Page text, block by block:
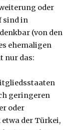
oder
sind in
(von den
ehemaligen
nur das:
geringeren
oder
der Türkei,